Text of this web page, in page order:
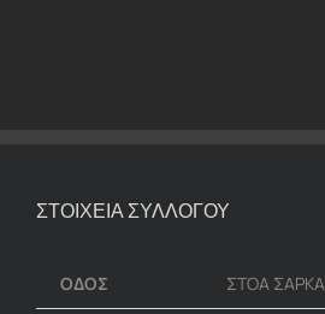
ΣΤΟΙΧΕΙΑ ΣΥΛΛΟΓΟΥ
ΟΔΟΣ ΣΤΟΑ ΣΑΡΚΑ